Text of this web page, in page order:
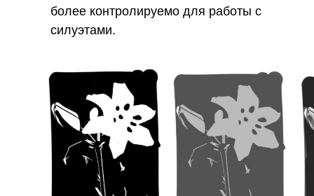
более контролируемо для работы с
силуэтами.